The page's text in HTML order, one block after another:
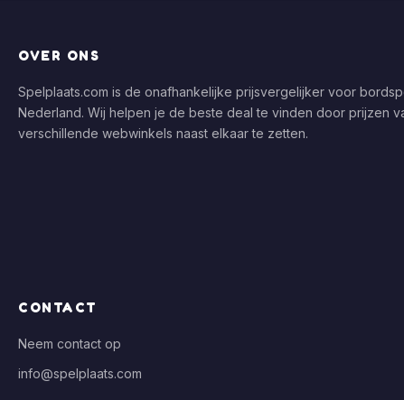
OVER ONS
Spelplaats.com is de onafhankelijke prijsvergelijker voor
Nederland. Wij helpen je de beste deal te vinden door prijzen
verschillende webwinkels naast elkaar te zetten.
CONTACT
Neem contact op
info@spelplaats.com